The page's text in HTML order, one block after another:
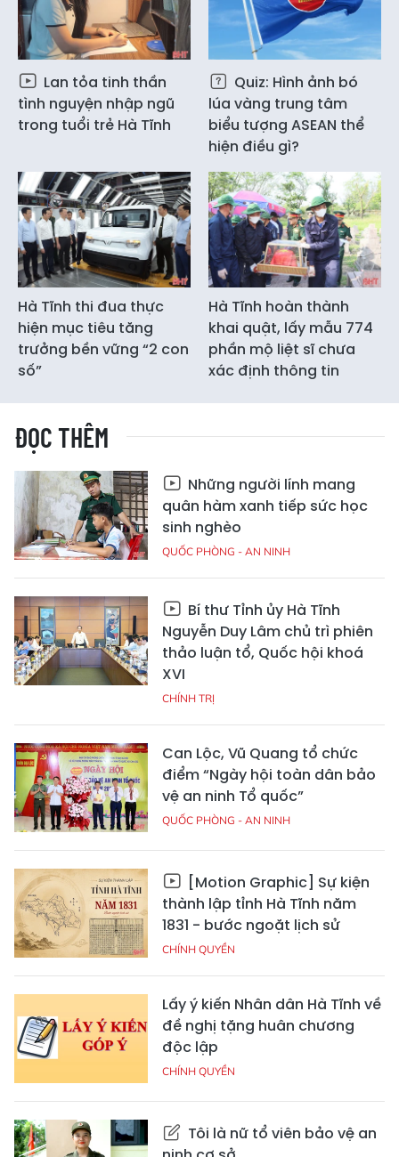
Lan tỏa tinh thần
tình nguyện nhập ngũ
trong tuổi trẻ Hà Tĩnh
Quiz: Hình ảnh bó
lúa vàng trung tâm
biểu tượng ASEAN thể
hiện điều gì?
Hà Tĩnh thi đua thực
hiện mục tiêu tăng
trưởng bền vững “2 con
số”
Hà Tĩnh hoàn thành
khai quật, lấy mẫu 774
phần mộ liệt sĩ chưa
xác định thông tin
ĐỌC THÊM
Những người lính mang
quân hàm xanh tiếp sức học
sinh nghèo
QUỐC PHÒNG - AN NINH
Bí thư Tỉnh ủy Hà Tĩnh
Nguyễn Duy Lâm chủ trì phiên
thảo luận tổ, Quốc hội khoá
XVI
CHÍNH TRỊ
Can Lộc, Vũ Quang tổ chức
điểm “Ngày hội toàn dân bảo
vệ an ninh Tổ quốc”
QUỐC PHÒNG - AN NINH
[Motion Graphic] Sự kiện
thành lập tỉnh Hà Tĩnh năm
1831 - bước ngoặt lịch sử
CHÍNH QUYỀN
Lấy ý kiến Nhân dân Hà Tĩnh về
đề nghị tặng huân chương
độc lập
CHÍNH QUYỀN
Tôi là nữ tổ viên bảo vệ an